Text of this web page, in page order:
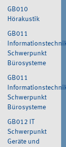
GB010
Hörakustik
GB011
Schwerpunkt
Bürosysteme
GB011
Schwerpunkt
Bürosysteme
GB012 IT
Schwerpunkt
Geräte und